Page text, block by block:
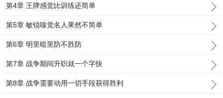
第4章 王牌感觉比训练还简单
第5章 敏锐嗅觉名人果然不简单
第6章 明里暗里防不胜防
第7章 战争期间升职就一个字快
第8章 战争需要动用一切手段获得胜利